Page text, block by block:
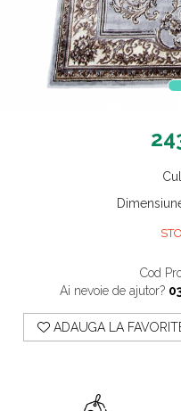
Cod
Ai nevoie de ajutor?
ADAUGA LA